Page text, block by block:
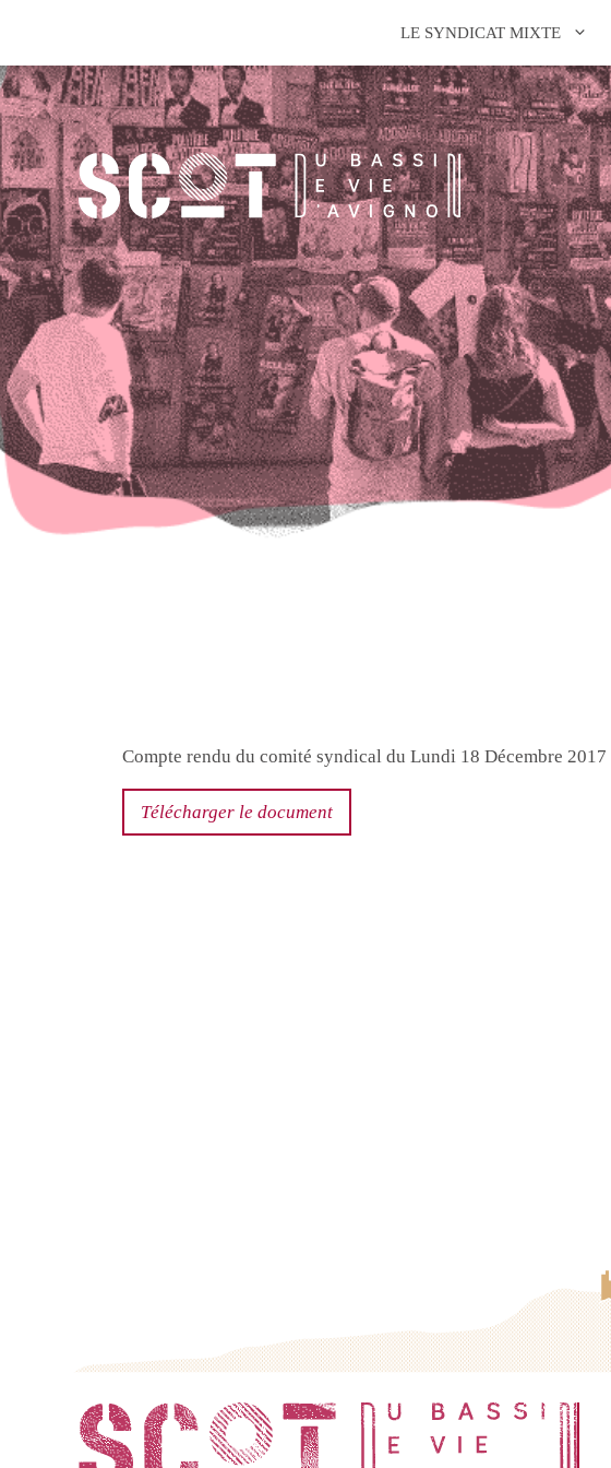
contenu
LE SYNDICAT MIXTE
Compte rendu du comité syndical du Lundi 18 Décembre 2017
Télécharger le document